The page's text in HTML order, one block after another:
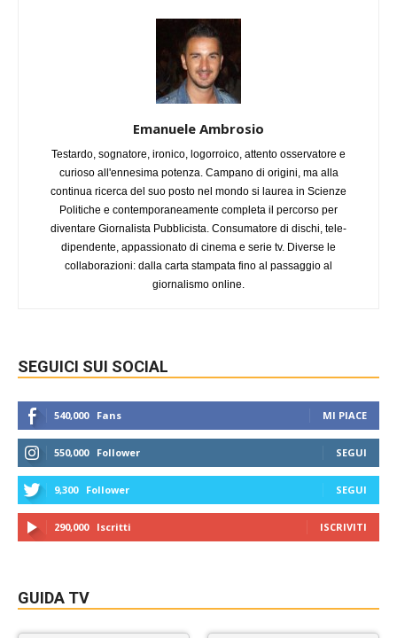
Emanuele Ambrosio
Testardo, sognatore, ironico, logorroico, attento osservatore e
curioso all'ennesima potenza. Campano di origini, ma alla
continua ricerca del suo posto nel mondo si laurea in Scienze
Politiche e contemporaneamente completa il percorso per
diventare Giornalista Pubblicista. Consumatore di dischi, tele-
dipendente, appassionato di cinema e serie tv. Diverse le
collaborazioni: dalla carta stampata fino al passaggio al
giornalismo online.
SEGUICI SUI SOCIAL
540,000 Fans MI PIACE
550,000 Follower SEGUI
9,300 Follower SEGUI
290,000 Iscritti ISCRIVITI
GUIDA TV